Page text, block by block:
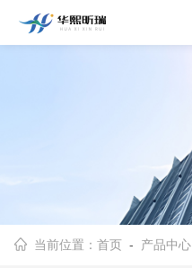
当前位置：首页 - 产品中心